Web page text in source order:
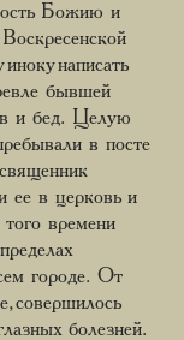
Божию и
написать
бывшей
и бед. Целую
в посте
ее в церковь и
времени
городе. От
совершилось
болезней.